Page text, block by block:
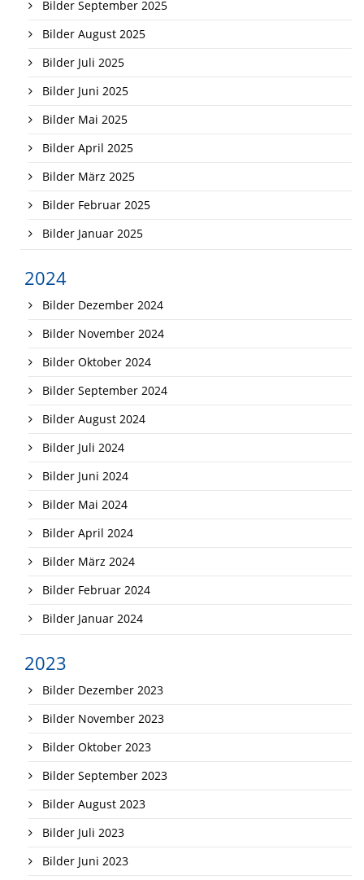
Bilder September 2025
Bilder August 2025
Bilder Juli 2025
Bilder Juni 2025
Bilder Mai 2025
Bilder April 2025
Bilder März 2025
Bilder Februar 2025
Bilder Januar 2025
2024
Bilder Dezember 2024
Bilder November 2024
Bilder Oktober 2024
Bilder September 2024
Bilder August 2024
Bilder Juli 2024
Bilder Juni 2024
Bilder Mai 2024
Bilder April 2024
Bilder März 2024
Bilder Februar 2024
Bilder Januar 2024
2023
Bilder Dezember 2023
Bilder November 2023
Bilder Oktober 2023
Bilder September 2023
Bilder August 2023
Bilder Juli 2023
Bilder Juni 2023